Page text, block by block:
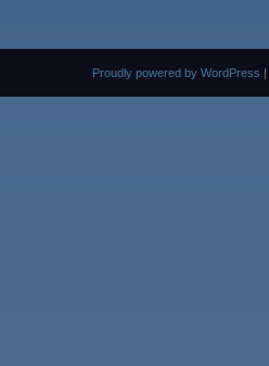
Proudly powered by WordPress |